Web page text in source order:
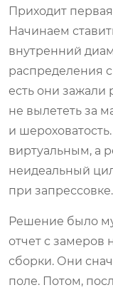
Приходит
Начинаем
внутренний
распределения
есть они зажали
не вылететь за
и
виртуальным, а
неидеальный
при запрессовке.
Решение было
отчет с замеров
сборки. Они
поле. Потом,